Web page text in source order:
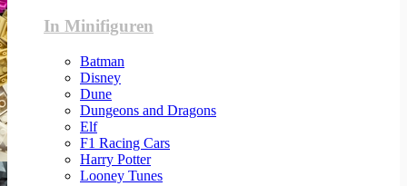
In Minifiguren
Batman
Disney
Dune
Dungeons and Dragons
Elf
F1 Racing Cars
Harry Potter
Looney Tunes